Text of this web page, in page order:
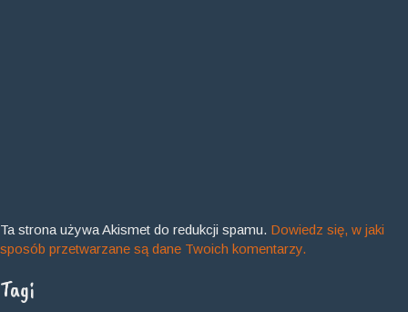
Ta strona używa Akismet do redukcji spamu. Dowiedz się, w jaki
sposób przetwarzane są dane Twoich komentarzy.
Tagi